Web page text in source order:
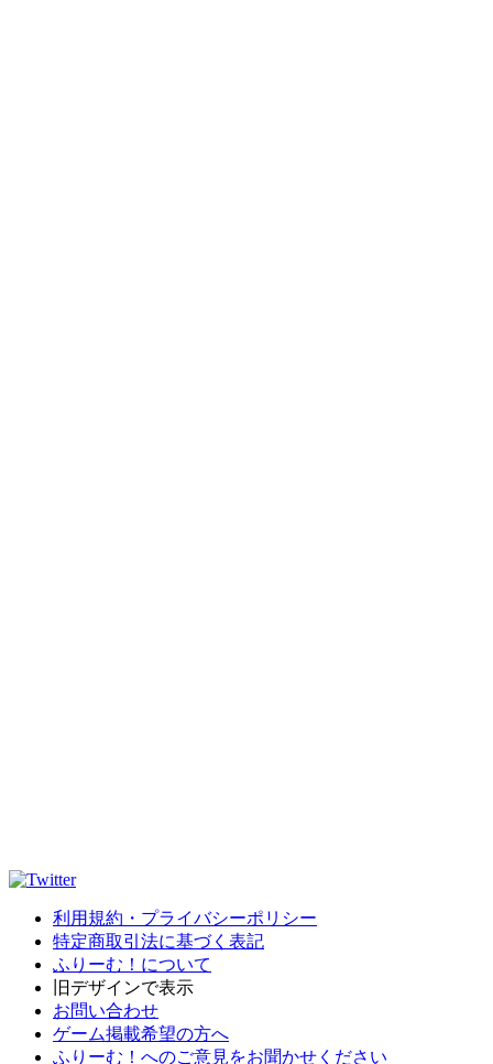
利用規約・プライバシーポリシー
特定商取引法に基づく表記
ふりーむ！について
旧デザインで表示
お問い合わせ
ゲーム掲載希望の方へ
ふりーむ！へのご意見をお聞かせください